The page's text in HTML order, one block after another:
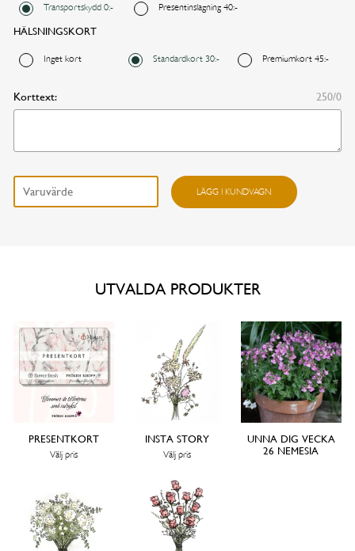
Transportskydd 0:- Presentinslagning 40:-
HÄLSNINGSKORT
Inget kort Standardkort 30:- Premiumkort 45:-
Korttext: 250/0
LÄGG I KUNDVAGN
UTVALDA PRODUKTER
PRESENTKORT
Välj pris
INSTA STORY
Välj pris
UNNA DIG VECKA
26 NEMESIA